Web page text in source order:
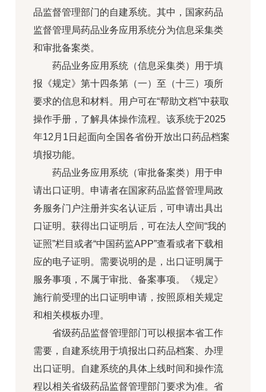
品监督管理部门的自建系统。其中，国家药品
监督管理局药品业务应用系统分为信息采集类
和审批备案类。
药品业务应用系统（信息采集类）用于填
报《规定》第十四条第（一）至（十三）项所
要求的信息和材料。用户可在“帮助文档”中获取
操作手册，了解具体操作流程。该系统于2025
年12月1日起面向全国各省份开放出口药品档案
填报功能。
药品业务应用系统（审批备案类）用于申
请出口证明。申请者在国家药品监督管理局政
务服务门户注册并实名认证后，可申请出具出
口证明。获得出口证明后，可在法人空间“我的
证照”栏目或者“中国药监APP”查看或者下载相
应的电子证明。需要说明的是，出口证明属于
服务事项，不属于审批、备案事项。《规定》
施行前受理的出口证明申请，按照原相关规定
和相关模板办理。
省级药品监督管理部门可以根据本省工作
需要，自建系统用于填报出口药品档案、办理
出口证明。自建系统的具体上线时间和操作流
程以相关省级药品监督管理部门要求为准。省